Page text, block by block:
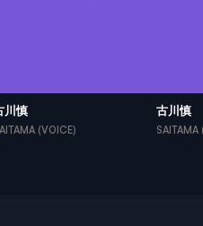
川慎
(VOICE)
古川慎
SAITAMA